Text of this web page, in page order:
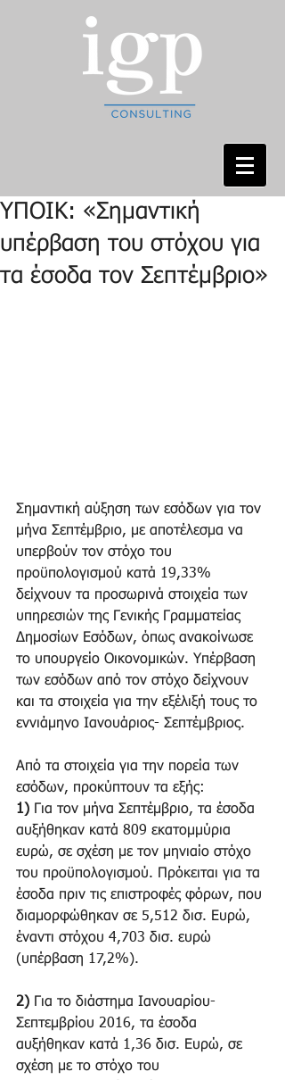
ΥΠΟΙΚ: «Σημαντική
υπέρβαση του στόχου για
τα έσοδα τον Σεπτέμβριο»
Σημαντική αύξηση των εσόδων για τον
μήνα Σεπτέμβριο, με αποτέλεσμα να
υπερβούν τον στόχο του
προϋπολογισμού κατά 19,33%
δείχνουν τα προσωρινά στοιχεία των
υπηρεσιών της Γενικής Γραμματείας
Δημοσίων Εσόδων, όπως ανακοίνωσε
το υπουργείο Οικονομικών. Υπέρβαση
των εσόδων από τον στόχο δείχνουν
και τα στοιχεία για την εξέλιξή τους το
εννιάμηνο Ιανουάριος- Σεπτέμβριος.
Από τα στοιχεία για την πορεία των
εσόδων, προκύπτουν τα εξής:
1) Για τον μήνα Σεπτέμβριο, τα έσοδα
αυξήθηκαν κατά 809 εκατομμύρια
ευρώ, σε σχέση με τον μηνιαίο στόχο
του προϋπολογισμού. Πρόκειται για τα
έσοδα πριν τις επιστροφές φόρων, που
διαμορφώθηκαν σε 5,512 δισ. Ευρώ,
έναντι στόχου 4,703 δισ. ευρώ
(υπέρβαση 17,2%).
2) Για το διάστημα Ιανουαρίου-
Σεπτεμβρίου 2016, τα έσοδα
αυξήθηκαν κατά 1,36 δισ. Ευρώ, σε
σχέση με το στόχο του